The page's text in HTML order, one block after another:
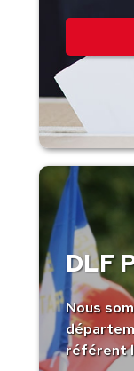
DLF
Nous
référent